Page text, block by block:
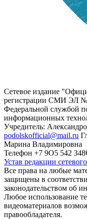
Сетевое издание
регистрации СМИ ЭЛ №
Федеральной службой
информационных
Учредитель:
podolskofficial@mail.ru
Марина Владимировна
Телефон +7 9О5 542
Устав редакции
Все права на любые
защищены в
законодательством об
Любое использование
видеоматериалов
правообладателя.